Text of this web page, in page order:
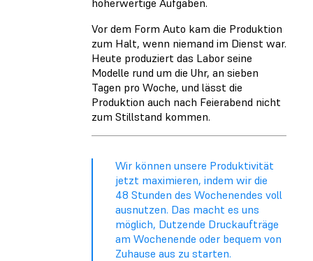
Vor dem Form Auto kam die Produktion
zum Halt, wenn niemand im Dienst war.
Heute produziert das Labor seine
Modelle rund um die Uhr, an sieben
Tagen pro Woche, und lässt die
Produktion auch nach Feierabend nicht
zum Stillstand kommen.
Wir können unsere Produktivität
jetzt maximieren, indem wir die
48 Stunden des Wochenendes voll
ausnutzen. Das macht es uns
möglich, Dutzende Druckaufträge
am Wochenende oder bequem von
Zuhause aus zu starten.